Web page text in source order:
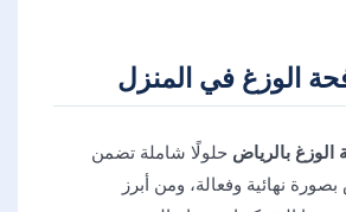
الوزغ في المنزل
بالرياض حلولًا شاملة تضمن
نهائية وفعالة، ومن أبرز